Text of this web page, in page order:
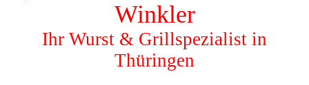
Winkler
Ihr Wurst & Grillspezialist in
Thüringen